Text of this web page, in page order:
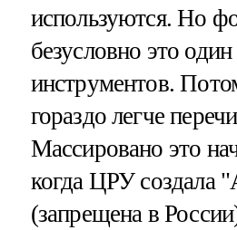
используются. Но
безусловно это один
инструментов.
гораздо легче
Массировано это
когда ЦРУ создала
(запрещена в